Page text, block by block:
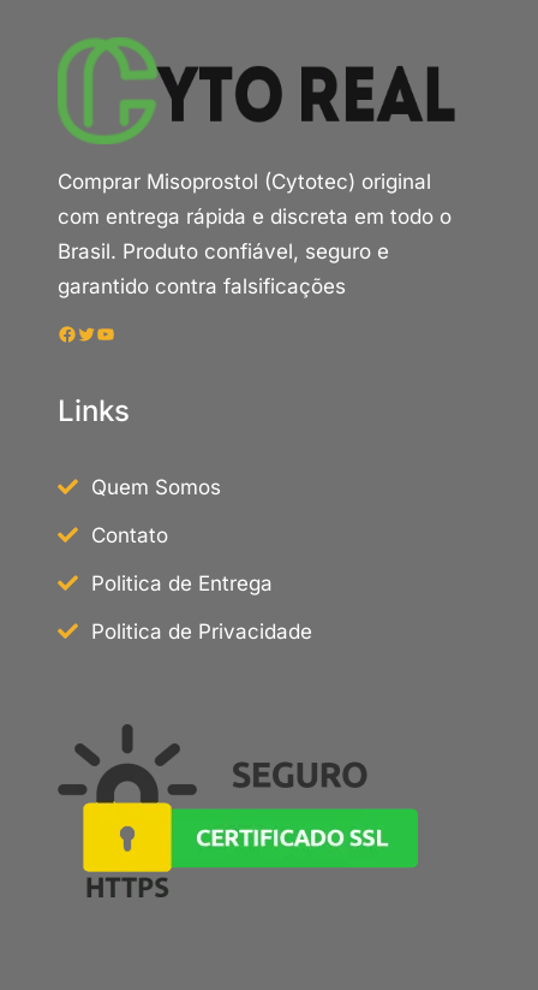
Comprar Misoprostol (Cytotec) original
com entrega rápida e discreta em todo o
Brasil. Produto confiável, seguro e
garantido contra falsificações
Facebook Twitter Youtube
Links
Quem Somos
Contato
Politica de Entrega
Politica de Privacidade